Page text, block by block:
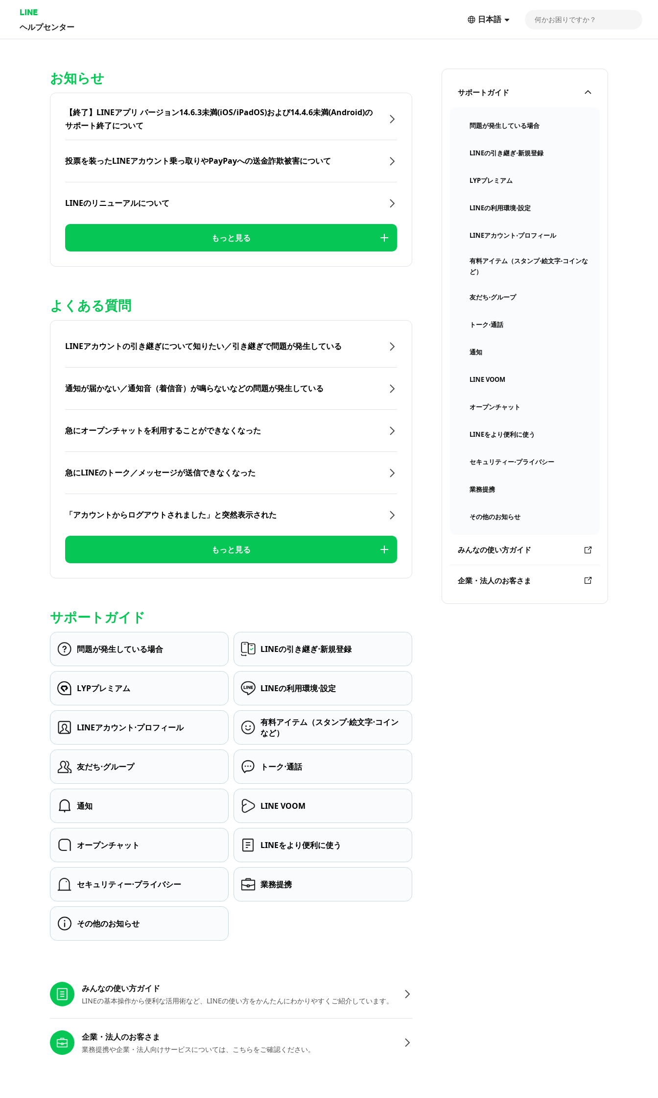
LINE
ヘルプセンター
日本語
サポートガイド
問題が発生している場合
LINEの引き継ぎ⋅新規登録
LYPプレミアム
LINEの利用環境⋅設定
LINEアカウント⋅プロフィール
有料アイテム（スタンプ⋅絵文字⋅コインな
ど）
友だち⋅グループ
トーク⋅通話
通知
LINE VOOM
オープンチャット
LINEをより便利に使う
セキュリティー⋅プライバシー
業務提携
その他のお知らせ
みんなの使い方ガイド
企業・法人のお客さま
お知らせ
【終了】LINEアプリ バージョン14.6.3未満(iOS/iPadOS)および14.4.6未満(Android)の
サポート終了について
投票を装ったLINEアカウント乗っ取りやPayPayへの送金詐欺被害について
LINEのリニューアルについて
もっと見る
よくある質問
LINEアカウントの引き継ぎについて知りたい／引き継ぎで問題が発生している
通知が届かない／通知音（着信音）が鳴らないなどの問題が発生している
急にオープンチャットを利用することができなくなった
急にLINEのトーク／メッセージが送信できなくなった
「アカウントからログアウトされました」と突然表示された
もっと見る
サポートガイド
問題が発生している場合 LINEの引き継ぎ⋅新規登録
LYPプレミアム LINEの利用環境⋅設定
LINEアカウント⋅プロフィール
有料アイテム（スタンプ⋅絵文字⋅コイン
など）
友だち⋅グループ トーク⋅通話
通知 LINE VOOM
オープンチャット LINEをより便利に使う
セキュリティー⋅プライバシー 業務提携
その他のお知らせ
みんなの使い方ガイド
LINEの基本操作から便利な活用術など、LINEの使い方をかんたんにわかりやすくご紹介しています。
企業・法人のお客さま
業務提携や企業・法人向けサービスについては、こちらをご確認ください。